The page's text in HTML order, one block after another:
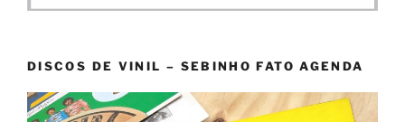
DISCOS DE VINIL – SEBINHO FATO AGENDA